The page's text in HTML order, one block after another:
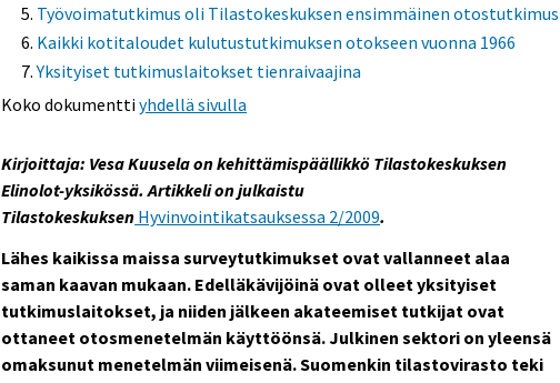
Työvoimatutkimus oli Tilastokeskuksen ensimmäinen otostutkimus
Kaikki kotitaloudet kulutustutkimuksen otokseen vuonna 1966
Yksityiset tutkimuslaitokset tienraivaajina
Koko dokumenttiyhdellä sivulla
Kirjoittaja: Vesa Kuusela on kehittämispäällikkö Tilastokeskuksen
Elinolot-yksikössä. Artikkeli on julkaistu
Tilastokeskuksen Hyvinvointikatsauksessa 2/2009.
Lähes kaikissa maissa surveytutkimukset ovat vallanneet alaa
saman kaavan mukaan. Edelläkävijöinä ovat olleet yksityiset
tutkimuslaitokset, ja niiden jälkeen akateemiset tutkijat ovat
ottaneet otosmenetelmän käyttöönsä. Julkinen sektori on yleensä
omaksunut menetelmän viimeisenä. Suomenkin tilastovirasto teki